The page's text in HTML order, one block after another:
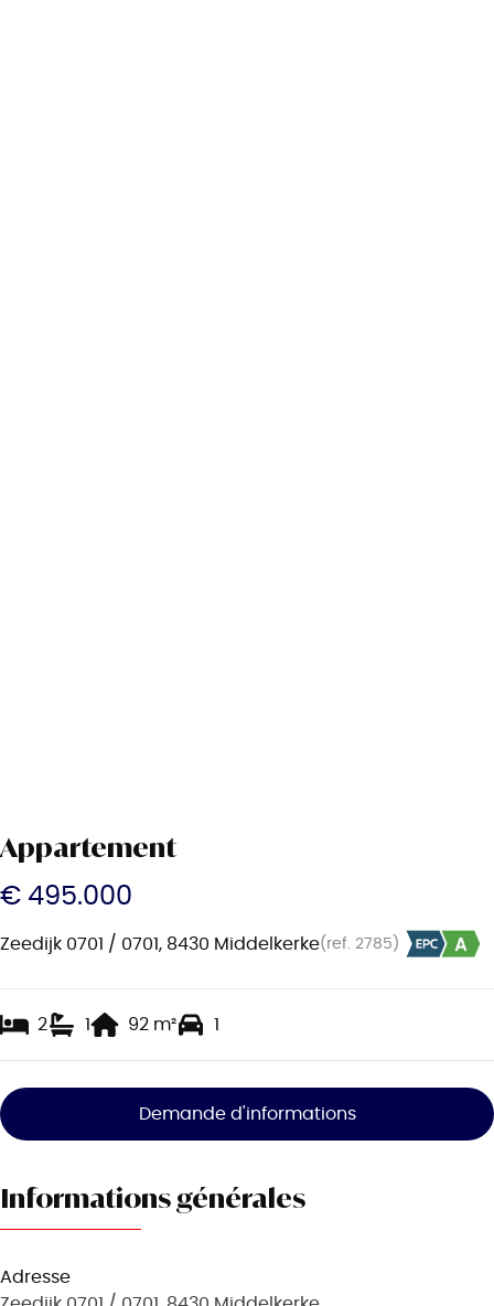
Appartement
€ 495.000
Zeedijk 0701 / 0701, 8430 Middelkerke(ref. 2785)
2 1 92 m² 1
Demande d'informations
Informations générales
Adresse